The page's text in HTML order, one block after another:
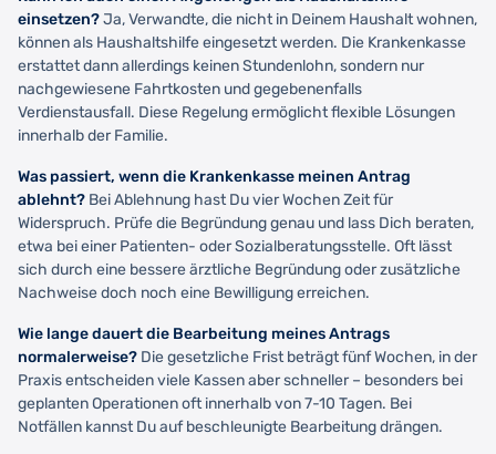
einsetzen?Ja, Verwandte, die nicht in Deinem Haushalt wohnen,
können als Haushaltshilfe eingesetzt werden. Die Krankenkasse
erstattet dann allerdings keinen Stundenlohn, sondern nur
nachgewiesene Fahrtkosten und gegebenenfalls
Verdienstausfall. Diese Regelung ermöglicht flexible Lösungen
innerhalb der Familie.
Was passiert, wenn die Krankenkasse meinen Antrag
ablehnt? Bei Ablehnung hast Du vier Wochen Zeit für
Widerspruch. Prüfe die Begründung genau und lass Dich beraten,
etwa bei einer Patienten- oder Sozialberatungsstelle. Oft lässt
sich durch eine bessere ärztliche Begründung oder zusätzliche
Nachweise doch noch eine Bewilligung erreichen.
Wie lange dauert die Bearbeitung meines Antrags
normalerweise? Die gesetzliche Frist beträgt fünf Wochen, in der
Praxis entscheiden viele Kassen aber schneller – besonders bei
geplanten Operationen oft innerhalb von 7-10 Tagen. Bei
Notfällen kannst Du auf beschleunigte Bearbeitung drängen.